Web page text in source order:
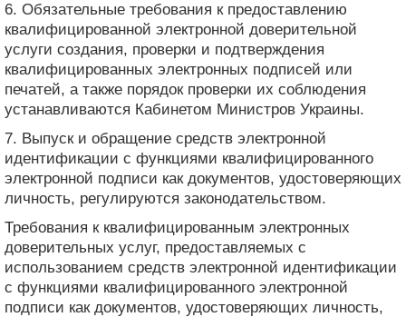
6. Обязательные требования к предоставлению
квалифицированной электронной доверительной
услуги создания, проверки и подтверждения
квалифицированных электронных подписей или
печатей, а также порядок проверки их соблюдения
устанавливаются Кабинетом Министров Украины.
7. Выпуск и обращение средств электронной
идентификации с функциями квалифицированного
электронной подписи как документов, удостоверяющих
личность, регулируются законодательством.
Требования к квалифицированным электронных
доверительных услуг, предоставляемых с
использованием средств электронной идентификации
с функциями квалифицированного электронной
подписи как документов, удостоверяющих личность,